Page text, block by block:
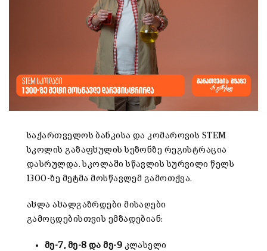
საქართველოს ბანკისა და კომაროვის STEM
სკოლის გაზაფხულის სეზონზე რეგისტრაცია
დასრულდა. სკოლაში სწავლის სურვილი წელს
1300-ზე მეტმა მოსწავლემ გამოთქვა.
ახლა ახალგაზრდები მისაღები
გამოცდებისთვის ემზადებიან:
მე-7, მე-8 და მე-9 კლასელი